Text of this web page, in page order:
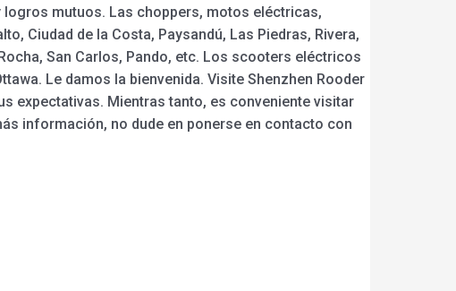
mutuos. Las choppers, motos eléctricas,
Ciudad de la Costa, Paysandú, Las Piedras, Rivera,
San Carlos, Pando, etc. Los scooters eléctricos
Le damos la bienvenida. Visite Shenzhen Rooder
expectativas. Mientras tanto, es conveniente visitar
información, no dude en ponerse en contacto con